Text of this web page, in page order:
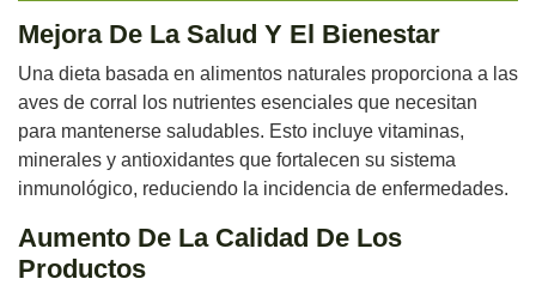
Mejora De La Salud Y El Bienestar
Una dieta basada en alimentos naturales proporciona a las
aves de corral los nutrientes esenciales que necesitan
para mantenerse saludables. Esto incluye vitaminas,
minerales y antioxidantes que fortalecen su sistema
inmunológico, reduciendo la incidencia de enfermedades.
Aumento De La Calidad De Los
Productos